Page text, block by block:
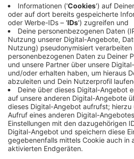
Immer auf dem
bleiben!
Verpass' nichts mehr - mit